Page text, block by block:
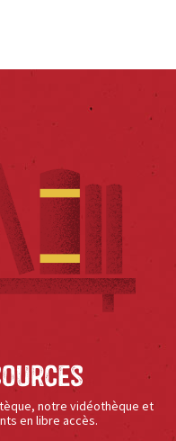
notre vidéothèque et
en libre accès.